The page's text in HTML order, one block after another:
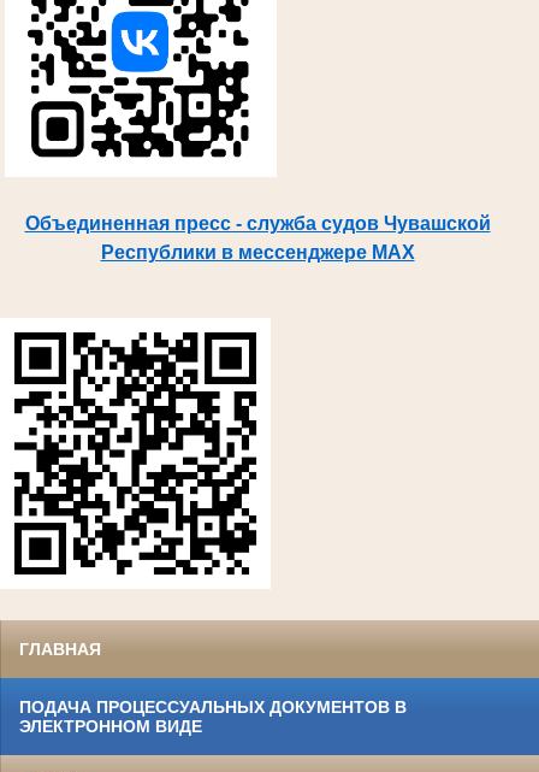
Объединенная пресс - служба судов Чувашской
Республики в мессенджере MAX
ГЛАВНАЯ
ПОДАЧА ПРОЦЕССУАЛЬНЫХ ДОКУМЕНТОВ В
ЭЛЕКТРОННОМ ВИДЕ